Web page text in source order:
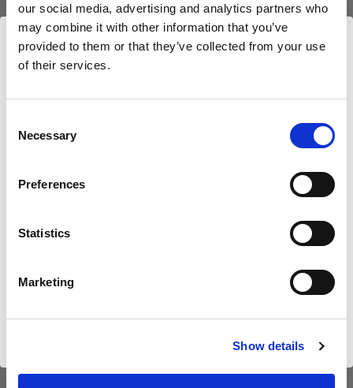
our social media, advertising and analytics partners who
may combine it with other information that you’ve
provided to them or that they’ve collected from your use
of their services.
Selection
Necessary
Preferences
Statistics
Marketing
Show details
Nouspensons
Slovakia
Langue
(0)
Kit de diffuseur de
remplacement pour RFi
Softbox Strip.
(0)
Kit de diffuseur de
remplacement pour RFi
PIÈCES DE REMPLACEMENT
POUR RFI SOFTBOXES
Softbox 2x3'
PIÈCES DE REMPLACEMENT
Softbox 3' Octa
(0)